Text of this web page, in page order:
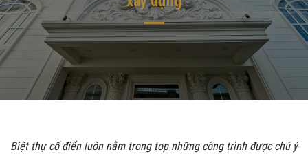
Biệt thự cổ điển luôn nằm trong top những công trình được chú ý